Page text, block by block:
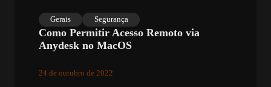
Gerais Segurança
Como Permitir Acesso Remoto via
Anydesk no MacOS
24 de outubro de 2022